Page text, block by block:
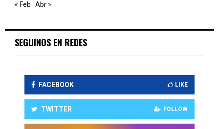
« Feb
Abr »
SEGUINOS EN REDES
FACEBOOK LIKE
TWITTER FOLLOW